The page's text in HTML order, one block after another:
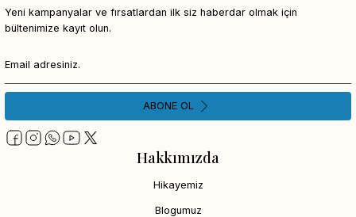
Hakkımızda
Hikayemiz
Blogumuz
Yeni kampanyalar ve fırsatlardan ilk siz haberdar olmak için
bültenimize kayıt olun.
ABONE OL